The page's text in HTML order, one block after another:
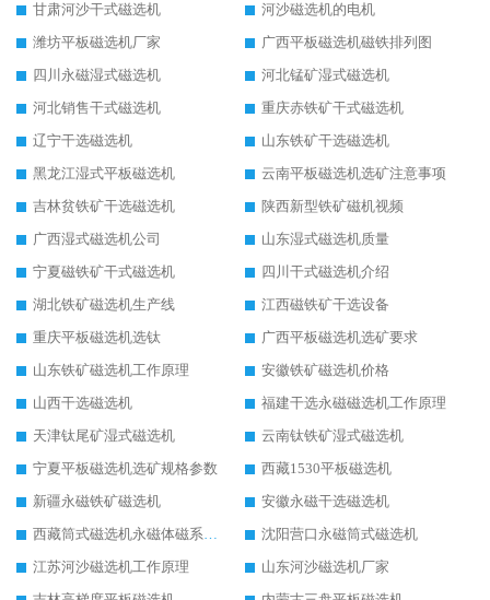
甘肃河沙干式磁选机
河沙磁选机的电机
潍坊平板磁选机厂家
广西平板磁选机磁铁排列图
四川永磁湿式磁选机
河北锰矿湿式磁选机
河北销售干式磁选机
重庆赤铁矿干式磁选机
辽宁干选磁选机
山东铁矿干选磁选机
黑龙江湿式平板磁选机
云南平板磁选机选矿注意事项
吉林贫铁矿干选磁选机
陕西新型铁矿磁机视频
广西湿式磁选机公司
山东湿式磁选机质量
宁夏磁铁矿干式磁选机
四川干式磁选机介绍
湖北铁矿磁选机生产线
江西磁铁矿干选设备
重庆平板磁选机选钛
广西平板磁选机选矿要求
山东铁矿磁选机工作原理
安徽铁矿磁选机价格
山西干选磁选机
福建干选永磁磁选机工作原理
天津钛尾矿湿式磁选机
云南钛铁矿湿式磁选机
宁夏平板磁选机选矿规格参数
西藏1530平板磁选机
新疆永磁铁矿磁选机
安徽永磁干选磁选机
西藏筒式磁选机永磁体磁系设计
沈阳营口永磁筒式磁选机
江苏河沙磁选机工作原理
山东河沙磁选机厂家